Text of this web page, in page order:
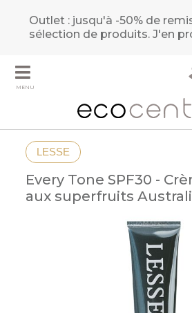
Outlet : jusqu'à -50% de
sélection de produits.J'en
MENU
LESSE
Every Tone SPF30 -
aux superfruits